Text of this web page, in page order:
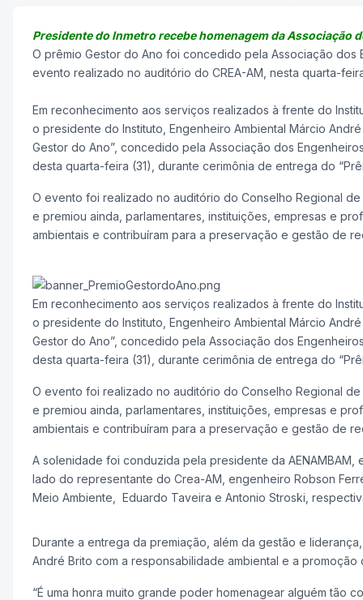
Presidente do Inmetro recebe homenagem da Associação
O prêmio Gestor do Ano foi concedido pela Associação dos
evento realizado no auditório do CREA-AM, nesta quarta-
Em reconhecimento aos serviços realizados à frente do
o presidente do Instituto, Engenheiro Ambiental Márcio
Gestor do Ano”, concedido pela Associação dos
desta quarta-feira (31), durante cerimônia de entrega do
O evento foi realizado no auditório do Conselho Regional
e premiou ainda, parlamentares, instituições, empresas e
ambientais e contribuíram para a preservação e gestão de
Em reconhecimento aos serviços realizados à frente do
o presidente do Instituto, Engenheiro Ambiental Márcio
Gestor do Ano”, concedido pela Associação dos
desta quarta-feira (31), durante cerimônia de entrega do
O evento foi realizado no auditório do Conselho Regional
e premiou ainda, parlamentares, instituições, empresas e
ambientais e contribuíram para a preservação e gestão de
A solenidade foi conduzida pela presidente da AENAMBAM,
lado do representante do Crea-AM, engenheiro Robson
Meio Ambiente,
Eduardo Taveira e Antonio Stroski,
Durante a entrega da premiação, além da gestão e
André Brito com a responsabilidade ambiental e a
“É uma honra muito grande poder homenagear alguém tão